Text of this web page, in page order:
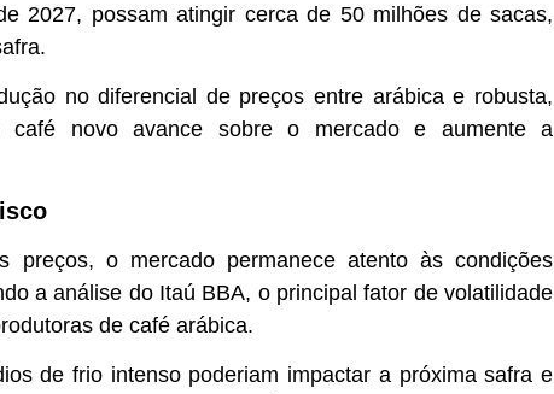
2027, possam atingir cerca de 50 milhões de sacas,
no diferencial de preços entre arábica e robusta,
café novo avance sobre o mercado e aumente a
preços, o mercado permanece atento às condições
a análise do Itaú BBA, o principal fator de volatilidade
de café arábica.
de frio intenso poderiam impactar a próxima safra e